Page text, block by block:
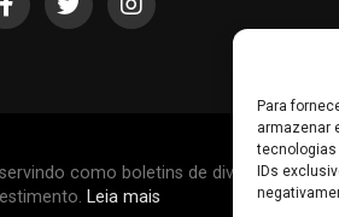
Para
armazenar
tecnologias
IDs
como boletins de divulgação, e
Leia mais